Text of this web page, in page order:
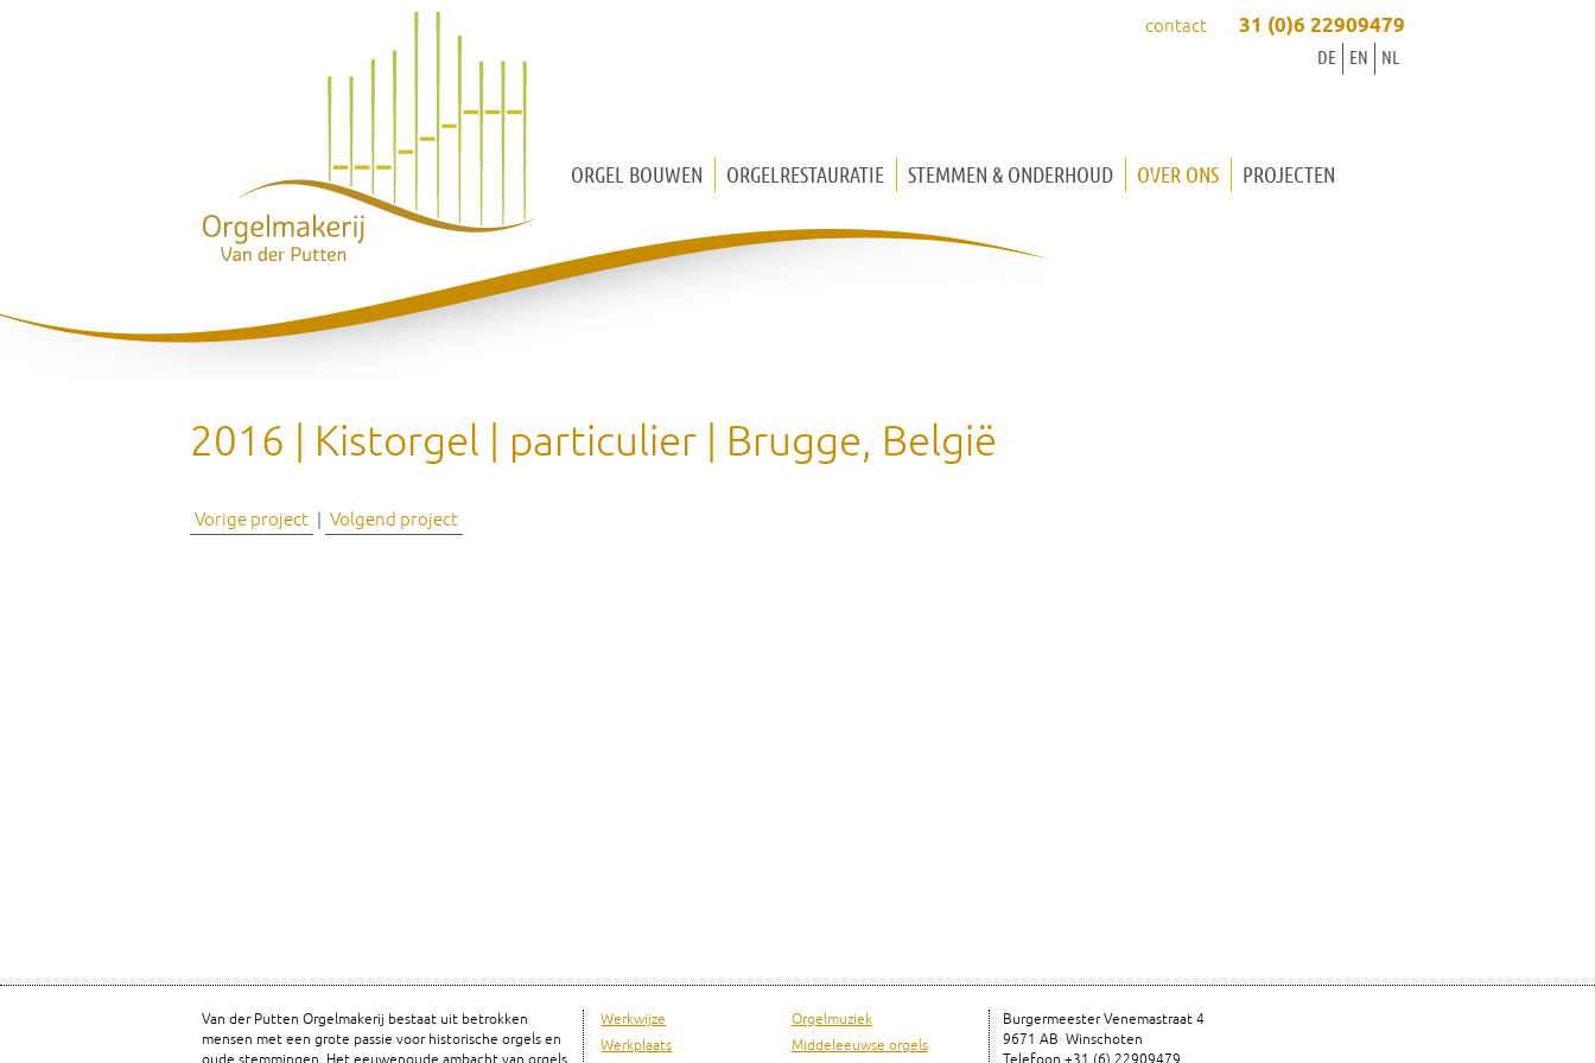
contact 31 (0)6 22909479
NL
EN
DE
ORGEL BOUWEN
KISTORGEL
ORGELRESTAURATIE STEMMEN & ONDERHOUD OVER ONS PROJECTEN
2016 | Kistorgel | particulier | Brugge, België
Vorige project | Volgend project
Van der Putten Orgelmakerij bestaat uit betrokken
mensen met een grote passie voor historische orgels en
Werkwijze
Werkplaats
Orgelmuziek
Middeleeuwse orgels
Burgermeester Venemastraat 4
9671 AB Winschoten